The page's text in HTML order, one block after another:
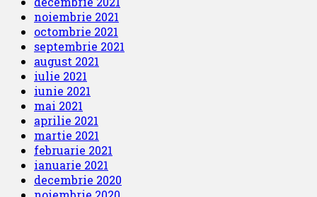
noiembrie 2021
octombrie 2021
septembrie 2021
august 2021
iulie 2021
iunie 2021
mai 2021
aprilie 2021
martie 2021
februarie 2021
ianuarie 2021
decembrie 2020